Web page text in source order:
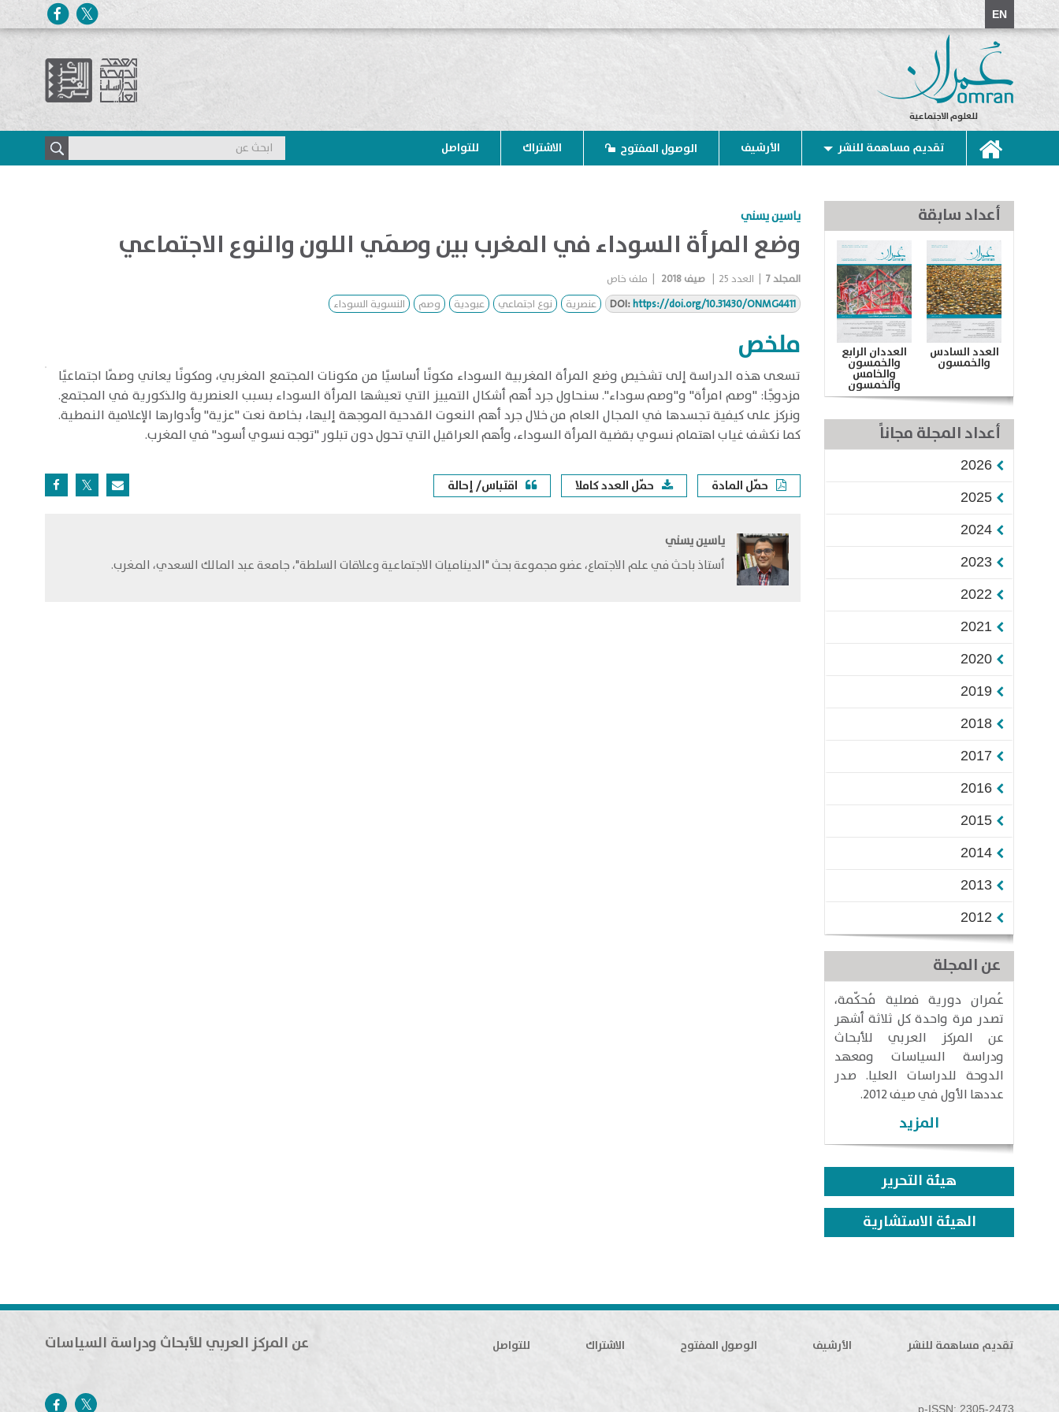
EN
للعلوم الاجتماعية
تقديم مساهمة للنشر الأرشيف الوصول المفتوح الاشتراك للتواصل
ياسين يسني
وضع المرأة السوداء في المغرب بين وصمَي اللون والنوع الاجتماعي
المجلد7 العدد25 صيف 2018
ملف خاص
DOI:https://doi.org/10.31430/ONMG4411 عنصرية نوع اجتماعي عبودية وصم النسوية السوداء
ملخص
​تسعى هذه الدراسة إلى تشخيص وضع المرأة المغربية السوداء مكونًا أساسيًا من مكونات المجتمع المغربي، ومكونًا يعاني وصمًا اجتماعيًا
مزدوجًا: "وصم امرأة" و"وصم سوداء". سنحاول جرد أهم أشكال التمييز التي تعيشها المرأة السوداء بسبب العنصرية والذكورية في المجتمع.
ونركز على كيفية تجسدها في المجال العام من خلال جرد أهم النعوت القدحية الموجهة إليها، بخاصة نعت "عزية" وأدوارها الإعلامية النمطية.
كما نكشف غياب اهتمام نسوي بقضية المرأة السوداء، وأهم العراقيل التي تحول دون تبلور "توجه نسوي أسود" في المغرب.
حمّل المادة حمّل العدد كاملا اقتباس/ إحالة
ياسين يسني
أستاذ باحث في علم الاجتماع، عضو مجموعة بحث "الديناميات الاجتماعية وعلاقات السلطة"، جامعة عبد المالك السعدي، المغرب.
أعداد سابقة
العدد السادس
والخمسون
العددان الرابع
والخمسون
والخامس
والخمسون
أعداد المجلة مجاناً
2026
2025
2024
2023
2022
2021
2020
2019
2018
2017
2016
2015
2014
2013
2012
عن المجلة
عُمران دورية فصلية مُحكّمة،
تصدر مرة واحدة كل ثلاثة أشهر
عن المركز العربي للأبحاث
ودراسة السياسات ومعهد
الدوحة للدراسات العليا. صدر
عددها الأول في صيف 2012.
المزيد
هيئة التحرير
الهيئة الاستشارية
تقديم مساهمة للنشر الأرشيف الوصول المفتوح الاشتراك للتواصل عن المركز العربي للأبحاث ودراسة السياسات
p-ISSN: 2305-2473